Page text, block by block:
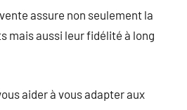
assure non seulement la
mais aussi leur fidélité à long
aider à vous adapter aux